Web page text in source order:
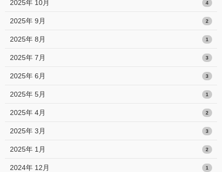
2025年 10月 4
2025年 9月 2
2025年 8月 1
2025年 7月 3
2025年 6月 3
2025年 5月 1
2025年 4月 2
2025年 3月 3
2025年 1月 2
2024年 12月 1